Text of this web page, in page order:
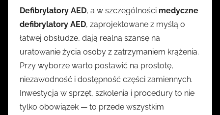
Defibrylatory AED, a w szczególności medyczne
defibrylatory AED, zaprojektowane z myślą o
łatwej obsłudze, dają realną szansę na
uratowanie życia osoby z zatrzymaniem krążenia.
Przy wyborze warto postawić na prostotę,
niezawodność i dostępność części zamiennych.
Inwestycja w sprzęt, szkolenia i procedury to nie
tylko obowiązek — to przede wszystkim